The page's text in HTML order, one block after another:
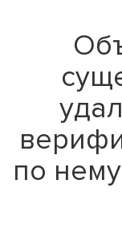
по